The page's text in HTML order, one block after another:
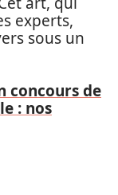
experts,
sous un
concours de
: nos